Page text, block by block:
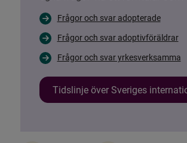
Frågor och svar adopterade
Frågor och svar adoptivföräldrar
Frågor och svar yrkesverksamma
Tidslinje över Sveriges